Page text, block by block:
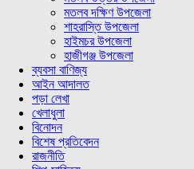
মতলব দক্ষিণ উপজেলা
শাহরাস্তি উপজেলা
হাইমচর উপজেলা
হাজীগঞ্জ উপজেলা
ব্যবসা বাণিজ্য
আইন আদালত
পড়া লেখা
খেলাধুলা
বিনোদন
বিশেষ প্রতিবেদন
রাজনীতি